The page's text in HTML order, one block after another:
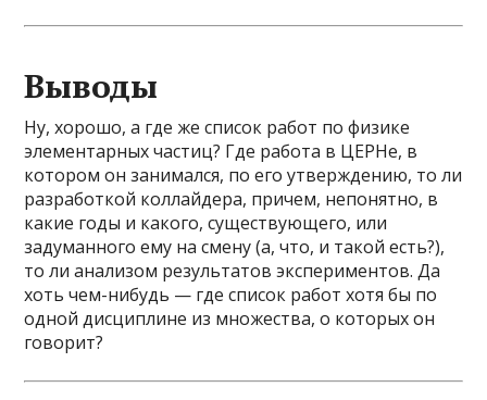
Выводы
Ну, хорошо, а где же список работ по физике
элементарных частиц? Где работа в ЦЕРНе, в
котором он занимался, по его утверждению, то ли
разработкой коллайдера, причем, непонятно, в
какие годы и какого, существующего, или
задуманного ему на смену (а, что, и такой есть?),
то ли анализом результатов экспериментов. Да
хоть чем-нибудь — где список работ хотя бы по
одной дисциплине из множества, о которых он
говорит?